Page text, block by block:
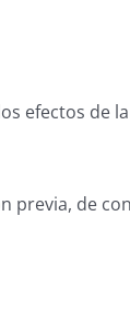
efectos de
previa, de